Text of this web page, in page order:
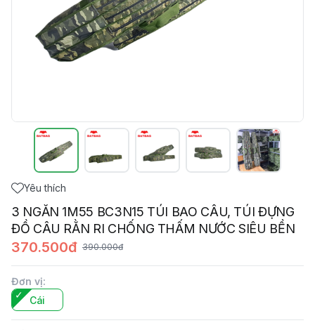
Yêu thích
3 NGĂN 1M55 BC3N15 TÚI BAO CÂU, TÚI ĐỰNG
ĐỒ CÂU RẰN RI CHỐNG THẤM NƯỚC SIÊU BỀN
370.500đ 390.000đ
Đơn vị:
Cái